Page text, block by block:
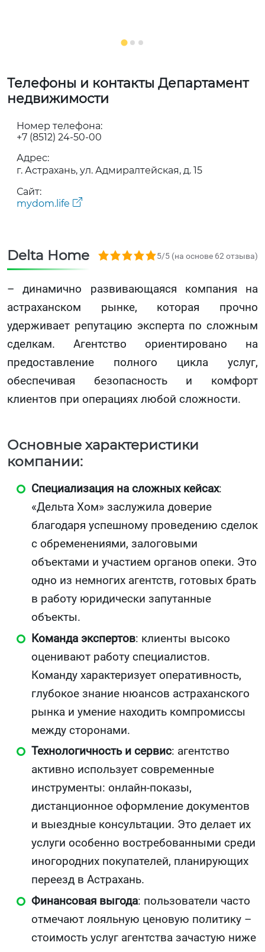
Телефоны и контакты Департамент
недвижимости
Номер телефона:
+7 (8512) 24-50-00
Адрес:
г. Астрахань, ул. Адмиралтейская, д. 15
Сайт:
mydom.life
Delta Home 5,0 rating based on 62 ratings5/5 (на основе 62 отзыва)
– динамично развивающаяся компания на
астраханском рынке, которая прочно
удерживает репутацию эксперта по сложным
сделкам. Агентство ориентировано на
предоставление полного цикла услуг,
обеспечивая безопасность и комфорт
клиентов при операциях любой сложности.
Основные характеристики
компании:
Специализация на сложных кейсах:
«Дельта Хом» заслужила доверие
благодаря успешному проведению сделок
с обременениями, залоговыми
объектами и участием органов опеки. Это
одно из немногих агентств, готовых брать
в работу юридически запутанные
объекты.
Команда экспертов: клиенты высоко
оценивают работу специалистов.
Команду характеризует оперативность,
глубокое знание нюансов астраханского
рынка и умение находить компромиссы
между сторонами.
Технологичность и сервис: агентство
активно использует современные
инструменты: онлайн-показы,
дистанционное оформление документов
и выездные консультации. Это делает их
услуги особенно востребованными среди
иногородних покупателей, планирующих
переезд в Астрахань.
Финансовая выгода: пользователи часто
отмечают лояльную ценовую политику –
стоимость услуг агентства зачастую ниже